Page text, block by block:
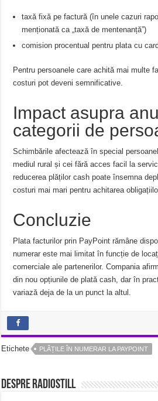
taxă fixă pe factură (în unele cazuri
menționată ca „taxă de mentenanță”)
comision procentual pentru plata cu
Pentru persoanele care achită mai multe
costuri pot deveni semnificative.
Impact asupra
categorii de
Schimbările afectează în special
mediul rural și cei fără acces facil la
reducerea plăților cash poate însemna
costuri mai mari pentru achitarea
Concluzie
Plata facturilor prin PayPoint rămâne
numerar este mai limitat în funcție de
comerciale ale partenerilor. Compania
din nou opțiunile de plată cash, dar în
variază deja de la un punct la altul.
Etichete PLĂȚILE ÎN NUMERAR LA PAYPOINT
Despre radiostill